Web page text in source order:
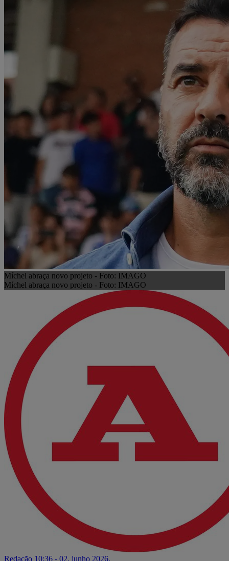
Míchel abraça novo projeto - Foto: IMAGO
Míchel abraça novo projeto - Foto: IMAGO
Redação 10:36 - 02. junho 2026.